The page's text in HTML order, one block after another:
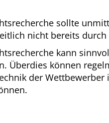
sollte
nicht bereits
kann
Überdies können
der